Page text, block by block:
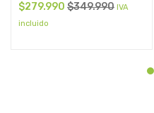
$279.990 $349.990 IVA
incluido